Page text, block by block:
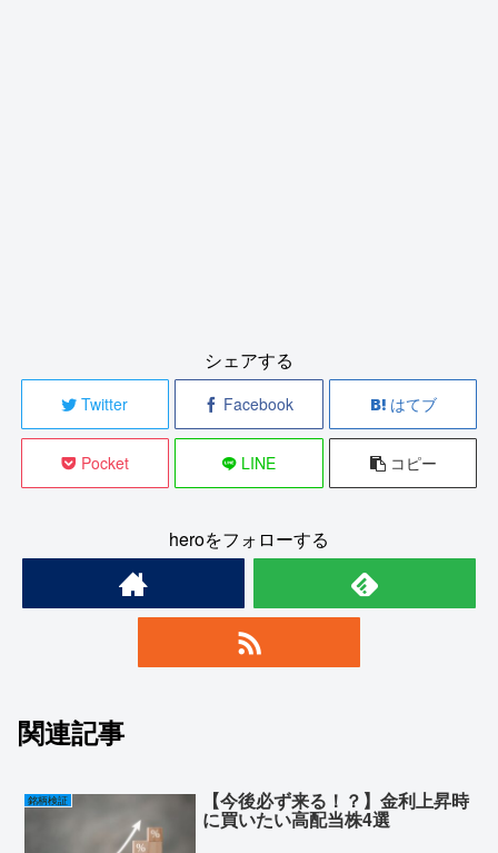
シェアする
Twitter Facebook はてブ
Pocket LINE コピー
heroをフォローする
関連記事
銘柄検証 【今後必ず来る！？】金利上昇時
に買いたい高配当株4選